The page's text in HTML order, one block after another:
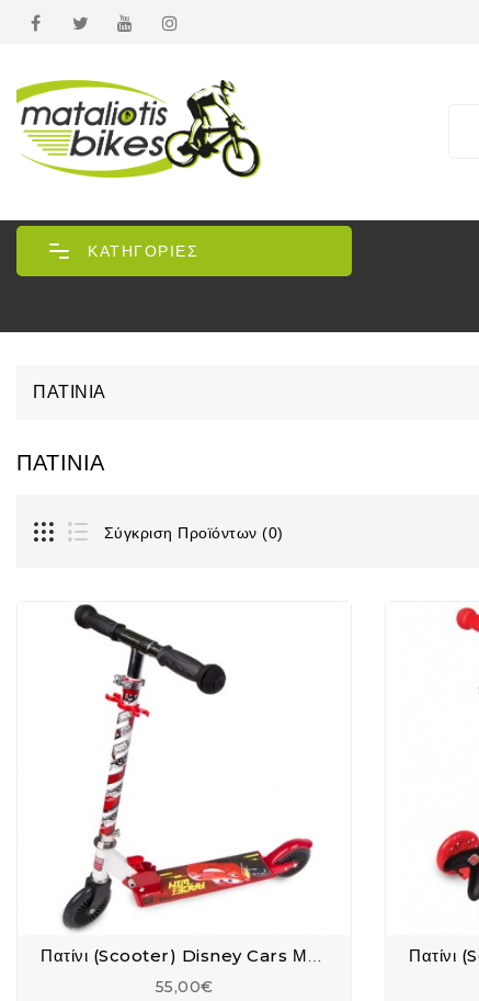
ΚΑΤΗΓΟΡΙΕΣ
ΠΑΤΊΝΙΑ
ΠΑΤΊΝΙΑ
Σύγκριση Προϊόντων (0)
55,00€